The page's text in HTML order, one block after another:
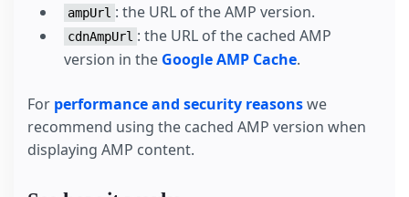
ampUrl : the URL of the AMP version.
cdnAmpUrl : the URL of the cached AMP
version in the Google AMP Cache.
For performance and security reasonswe
recommend using the cached AMP version when
displaying AMP content.